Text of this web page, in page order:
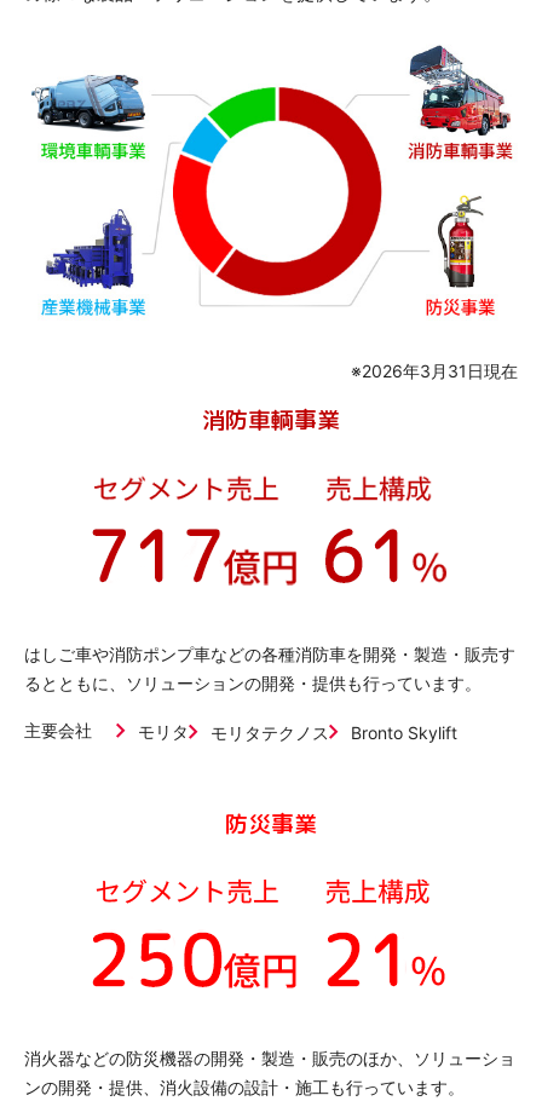
※2026年3月31日現在
消防車輌事業
はしご車や消防ポンプ車などの各種消防車を開発・製造・販売す
るとともに、ソリューションの開発・提供も行っています。
主要会社 モリタ モリタテクノス Bronto Skylift
防災事業
消火器などの防災機器の開発・製造・販売のほか、ソリューショ
ンの開発・提供、消火設備の設計・施工も行っています。